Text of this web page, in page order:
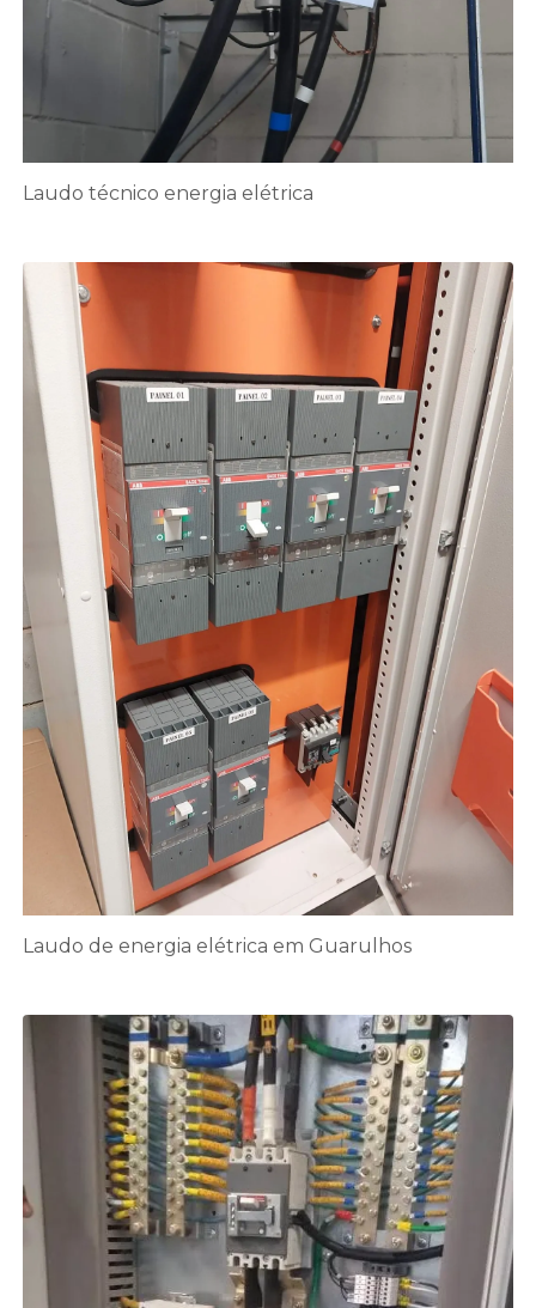
Laudo técnico energia elétrica
Laudo de energia elétrica em Guarulhos